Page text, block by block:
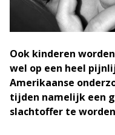
Ook kinderen
wel op een heel
Amerikaanse
tijden namelijk een
slachtoffer te